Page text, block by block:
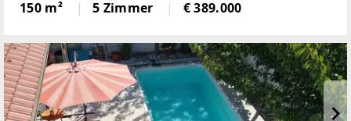
Haustechnik (Luftwärmepumpe, Fußbodenheizung),
Kamin sowie einen sonnigen Garten mit Terrasse.
Ruhige Lage nahe dem Ortskern,
150 m² 5 Zimmer € 389.000